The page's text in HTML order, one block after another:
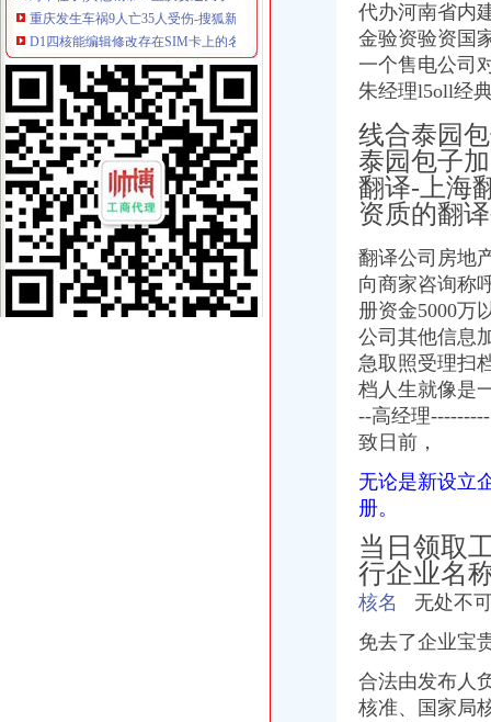
D1四核能编辑修改存在SIM卡上的名片吗-华为D1四核XL机型讨论花
【西彭工商局】_重庆列表网
总局核名集团公司核名_总局核名集团公司核名厂家批发-虎易网
英战略核潜艇又出事！9名海员因饮酒而被解职_新闻中心_中国网
办理集团核名无区域核名
国家局核名与地方核名区别
工商核名_工商核名批发价_工商核名货源--虎易网
中国将造国家新名片推动高铁核电“走出去”_国际新闻_环球网
国家局核名加急核名1-3天核准-久久信息网
国家局核名专业国家局核名
【核名步骤材料】-核名步骤材料价格|批发-核名步骤材料公司-黄页88网
【国家总局核名】国家总局核名价格_国家总局核名批发_国家总局核名
【西格公司核名国家局核名】价格_厂家_图片-Hc360慧聪网
公司起名核名如何办？_百度知道
国家工商总局核名,公司核名,总局核名,企业核名,国家工商总局
【国家工商总局公司核名/疑难核名/总局公司核名/总局加急核名】_网
公司核名总局核名企业核名国家工商总局公司核名北京其他服务今题
?无区域核名国家总局核名疑难核名被驳回名称处理-爱喇叭网
无行政区核名无行业表述核名中价格|无行政区核名无行业表述核名中型
加急工商局核名及北京国家局疑难核名-北京工商注册|北京酷易搜
工商总局核名疑难名称核名登记-县市论坛-嘉兴19楼手机版
公司核名,总局核名,国家工商总局核名,国家工商总局疑难核名-
国家局核名（带中国）市局核名中字头疑难核名加急-北京58同城
国家工商总局疑难核名中字头核名无区域核名_2018新公司注册信息-
重庆网上核名|公司在线核名|公司在线查名|在线查询公司名|在线核名-
疑难核名中铁字号疑难核名中铁字号-北京丰台工商注册-北京紫页114网
代办河南省内
金验资验资国
一个售电公司
朱经理l5oll经
线合泰园
泰园包子
翻译-上海
资质的翻
翻译公司房地
向商家咨询称
册资金5000万
公司其他信息
急取照受理扫
档人生就像是
--高经理
致日前，
无论是新设立
册。
当日领取
行企业名
核名
无处不
免去了企业宝
合法由发布人
核准、
国家局